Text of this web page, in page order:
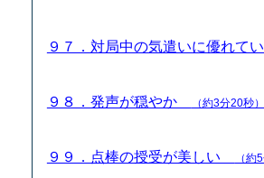
９７．対局中の気遣いに優れて
９８．発声が穏やか （約3分20秒）
９９．点棒の授受が美しい （約